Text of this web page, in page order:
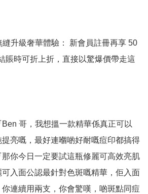
升級奢華體驗： 新會員註冊再享 50
賬時可折上折，直接以驚爆價帶走這
Ben 哥，我想搵一款精華係真正可以
亮嘅，最好連嗰啲好耐嘅痘印都搞得
你今日一定要試這瓶修麗可高效亮肌
入面公認最針對色斑嘅精華，佢入面
連續用兩支，你會驚嘆，啲斑點同痘